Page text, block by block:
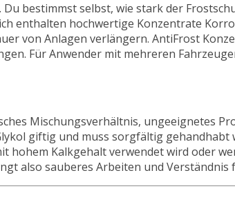
bestimmst selbst, wie stark der
enthalten hochwertige Konzentrate
von Anlagen verlängern. AntiFrost
Für Anwender mit mehreren
Mischungsverhältnis, ungeeignetes
giftig und muss sorgfältig gehandhabt
hohem Kalkgehalt verwendet wird oder
also sauberes Arbeiten und Verständnis